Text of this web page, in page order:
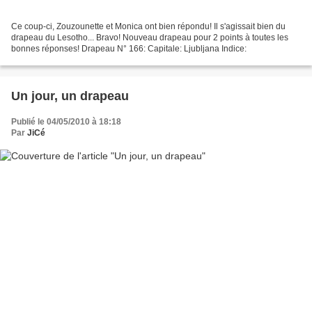
Ce coup-ci, Zouzounette et Monica ont bien répondu! Il s'agissait bien du
drapeau du Lesotho... Bravo! Nouveau drapeau pour 2 points à toutes les
bonnes réponses! Drapeau N° 166: Capitale: Ljubljana Indice:
Un jour, un drapeau
Publié le 04/05/2010 à 18:18
Par JiCé